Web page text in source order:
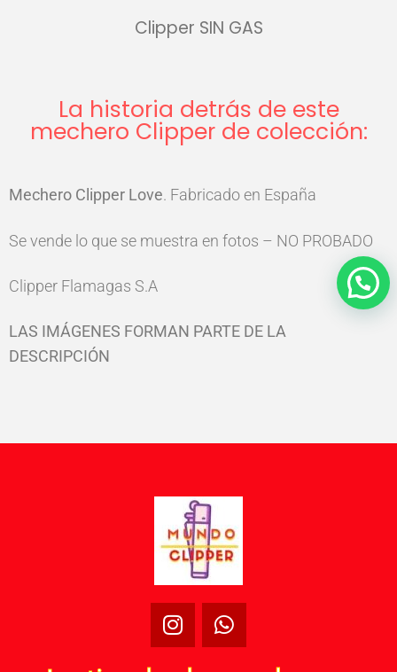
Clipper SIN GAS
La historia detrás de este
mechero Clipper de colección:
Mechero Clipper Love. Fabricado en España
Se vende lo que se muestra en fotos – NO PROBADO
Clipper Flamagas S.A
LAS IMÁGENES FORMAN PARTE DE LA
DESCRIPCIÓN